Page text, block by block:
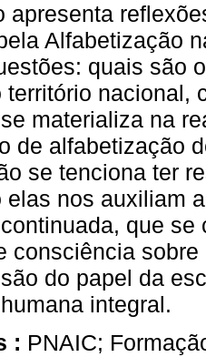
apresenta
Alfabetização
quais são
território nacional,
materializa na
de alfabetização
se tenciona ter
elas nos auxiliam
que
consciência
do papel da
integral.
: PNAIC;